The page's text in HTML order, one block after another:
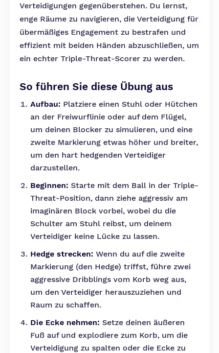
Verteidigungen gegenüberstehen. Du lernst,
enge Räume zu navigieren, die Verteidigung für
übermäßiges Engagement zu bestrafen und
effizient mit beiden Händen abzuschließen, um
ein echter Triple-Threat-Scorer zu werden.
So führen Sie diese Übung aus
Aufbau: Platziere einen Stuhl oder Hütchen
an der Freiwurflinie oder auf dem Flügel,
um deinen Blocker zu simulieren, und eine
zweite Markierung etwas höher und breiter,
um den hart hedgenden Verteidiger
darzustellen.
Beginnen: Starte mit dem Ball in der Triple-
Threat-Position, dann ziehe aggressiv am
imaginären Block vorbei, wobei du die
Schulter am Stuhl reibst, um deinem
Verteidiger keine Lücke zu lassen.
Hedge strecken: Wenn du auf die zweite
Markierung (den Hedge) triffst, führe zwei
aggressive Dribblings vom Korb weg aus,
um den Verteidiger herauszuziehen und
Raum zu schaffen.
Die Ecke nehmen: Setze deinen äußeren
Fuß auf und explodiere zum Korb, um die
Verteidigung zu spalten oder die Ecke zu